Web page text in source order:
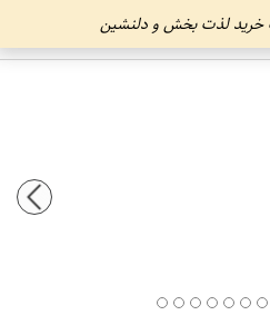
خرید لذت بخش و دلنشین